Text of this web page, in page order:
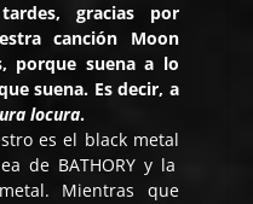
gracias por
canción Moon
porque suena a lo
suena. Es decir, a
locura.
es el black metal
de BATHORY y la
. Mientras que